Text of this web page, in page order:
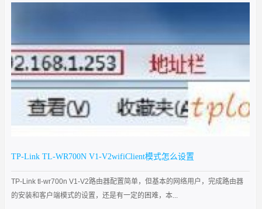
TP-Link TL-WR700N V1-V2wifiClient模式怎么设置
TP-Link tl-wr700n V1-V2路由器配置简单，但基本的网络用户，完成路由器
的安装和客户端模式的设置，还是有一定的困难，本...